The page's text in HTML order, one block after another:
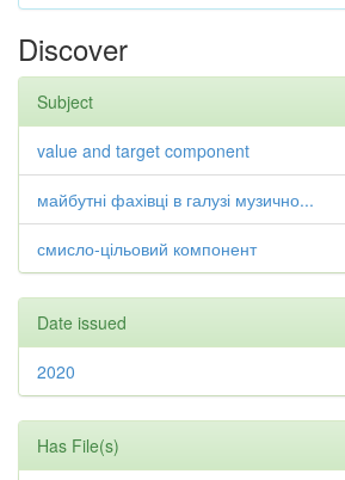
Discover
Subject
value and target component
майбутні фахівці в галузі музично...
смисло-цільовий компонент
Date issued
2020
Has File(s)